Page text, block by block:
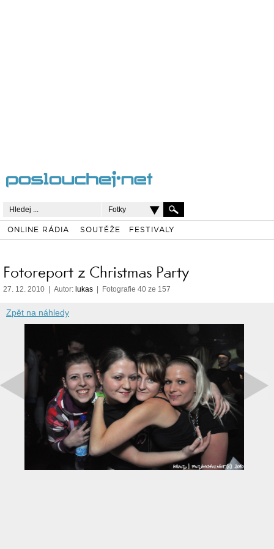
Fotky
ONLINE RÁDIA SOUTĚŽE FESTIVALY
Fotoreport z Christmas Party
27. 12. 2010 | Autor: lukas | Fotografie 40 ze 157
Zpět na náhledy